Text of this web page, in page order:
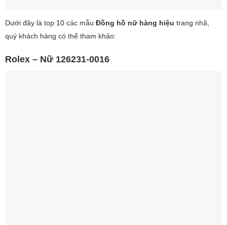
Dưới đây là top 10 các mẫu Đồng hồ nữ hàng hiệu trang nhã,
quý khách hàng có thể tham khảo:
Rolex – Nữ 126231-0016